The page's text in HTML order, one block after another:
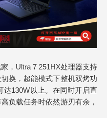
，Ultra 7 251HX处理器支持
换，超能模式下整机双烤功
达130W以上。在同时开启直
负载任务时依然游刃有余，